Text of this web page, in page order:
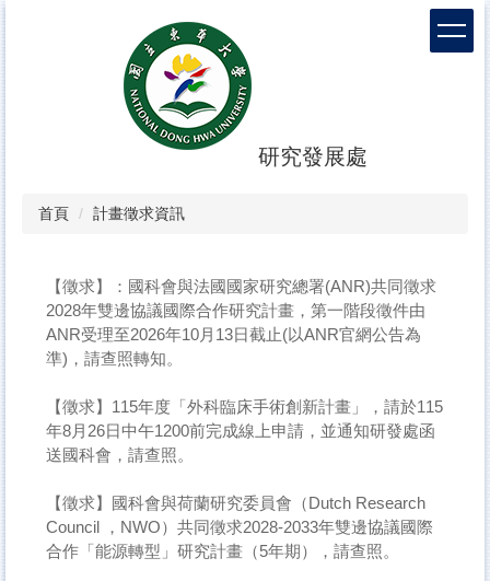
研究發展處
首頁 計畫徵求資訊
【徵求】：​國科會與法國國家研究總署(ANR)共同徵求
2028年雙邊協議國際合作研究計畫，第一階段徵件由
ANR受理至2026年10月13日截止(以ANR官網公告為
準)，請查照轉知。
【徵求】​115年度「外科臨床手術創新計畫」，請於115
年8月26日中午1200前完成線上申請，並通知研發處函
送國科會，請查照。
【徵求】​國科會與荷蘭研究委員會（Dutch Research
Council ，NWO）共同徵求2028-2033年雙邊協議國際
合作「能源轉型」研究計畫（5年期），請查照。